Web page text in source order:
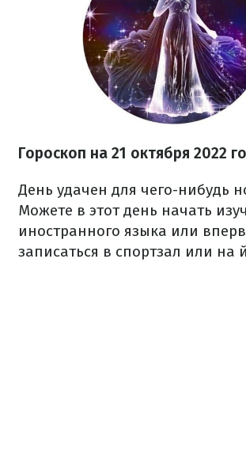
Гороскоп на 21 октября 2022
День удачен для чего-нибудь
Можете в этот день начать
иностранного языка или
записаться в спортзал или на